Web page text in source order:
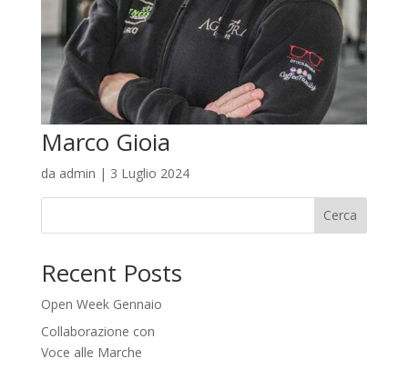
Marco Gioia
da admin | 3 Luglio 2024
Cerca
Recent Posts
Open Week Gennaio
Collaborazione con
Voce alle Marche